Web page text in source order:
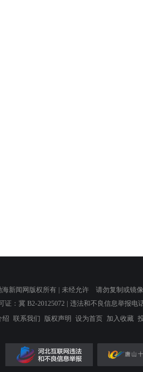
闻网版权所有 | 未经允许 请勿复制或镜像 |
证：冀 B2-20125072 | 违法和不良信息举报电
绍 联系我们 版权声明 设为首页 加入收藏